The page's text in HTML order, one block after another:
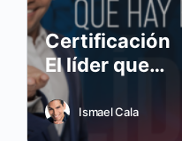
Certificación:
El líder que
hay en ti
Ismael Cala